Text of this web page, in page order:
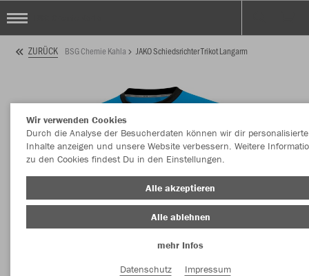
ZURÜCK BSG Chemie Kahla JAKO Schiedsrichter Trikot Langarm
Wir verwenden Cookies
Durch die Analyse der Besucherdaten können wir dir personalisierte
Inhalte anzeigen und unsere Website verbessern. Weitere
zu den Cookies findest Du in den Einstellungen.
Alle akzeptieren
Alle ablehnen
mehr Infos
Datenschutz
Impressum